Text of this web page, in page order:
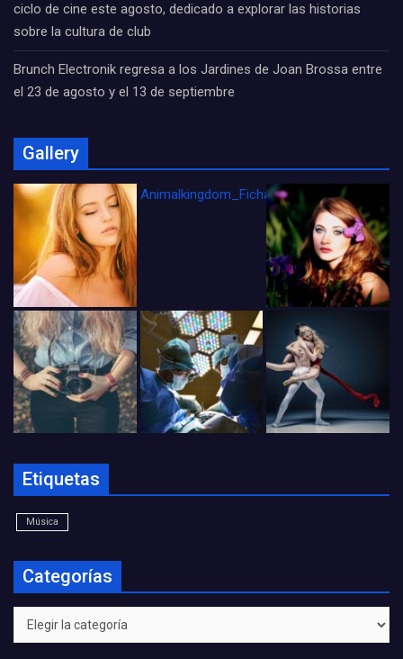
ciclo de cine este agosto, dedicado a explorar las historias
sobre la cultura de club
Brunch Electronik regresa a los Jardines de Joan Brossa entre
el 23 de agosto y el 13 de septiembre
Gallery
Animalkingdom_FichaCine
Etiquetas
Música
Categorías
Categorías